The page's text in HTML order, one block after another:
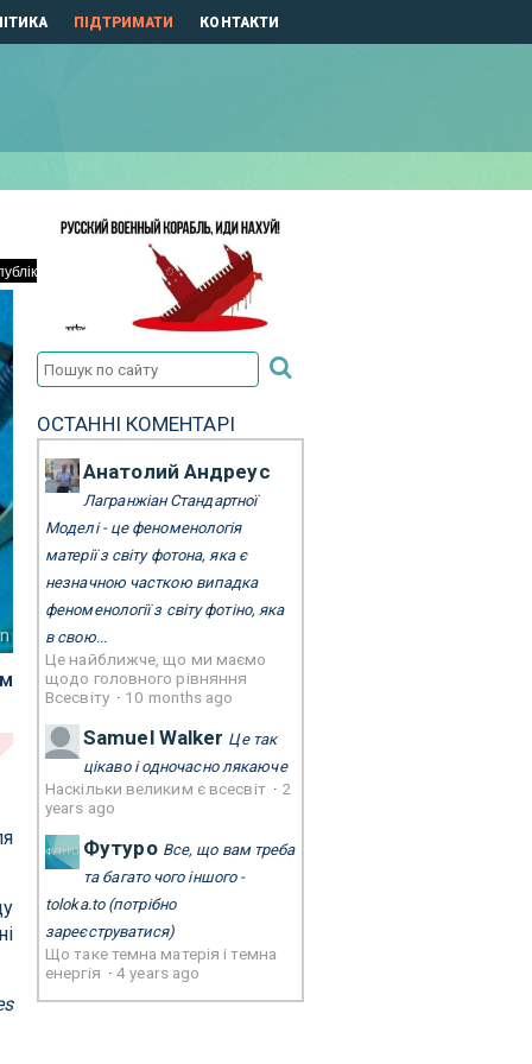
ПІДТРИМАТИ КОНТАКТИ
ОСТАННІ КОМЕНТАРІ
Анатолий Андреус
Лагранжіан Стандартної
Моделі - це феноменологія
матерії з світу фотона, яка є
незначною часткою випадка
феноменології з світу фотіно, яка
в свою...
Це найближче, що ми маємо
щодо головного рівняння
Всесвіту · 10 months ago
Samuel Walker Це так
цікаво і одночасно лякаюче
Наскільки великим є всесвіт · 2
years ago
Футуро Все, що вам треба
та багато чого іншого -
toloka.to(потрібно
зареєструватися)
Що таке темна матерія і темна
енергія ·4 years ago